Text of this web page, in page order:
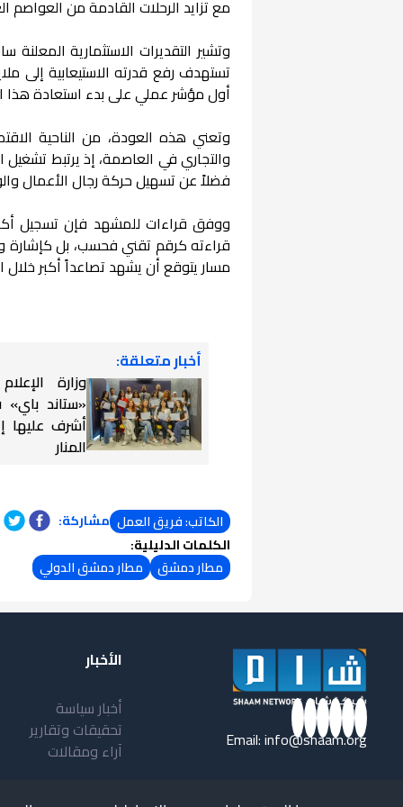
مع تزايد الرحلات القادمة من
وتشير التقديرات الاستثمارية
تستهدف رفع قدرته الاستيعابية إلى
أول مؤشر عملي على بدء استعادة هذا
وتعني هذه العودة، من الناحية
والتجاري في العاصمة، إذ يرتبط تشغيل
فضلاً عن تسهيل حركة رجال الأعمال
قراءته كرقم تقني فحسب، بل كإشارة
مسار يتوقع أن يشهد تصاعداً أكبر خلال
أخبار متعلقة:
وزارة
«ستاند باي»
أشرف عليها
المنار
الكاتب: فريق العمل مشاركة:
الكلمات الدليلية:
مطار دمشق
مطار دمشق الدولي
Email:info@shaam.org
الأخبار
أخبار سياسة
تحقيقات وتقارير
آراء ومقالات